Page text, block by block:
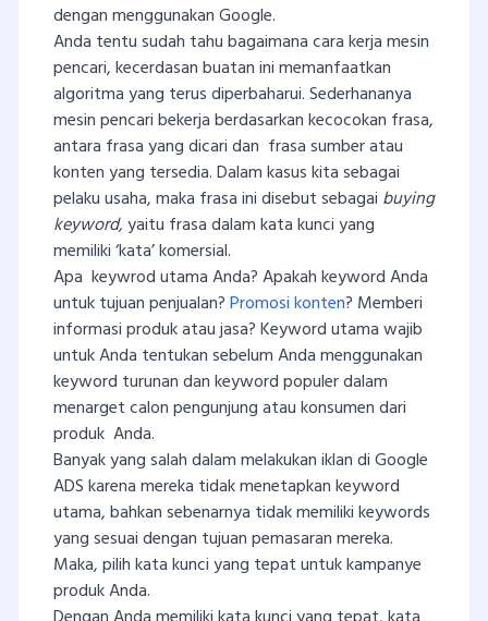
dengan menggunakan Google.
Anda tentu sudah tahu bagaimana cara kerja mesin
pencari, kecerdasan buatan ini memanfaatkan
algoritma yang terus diperbaharui. Sederhananya
mesin pencari bekerja berdasarkan kecocokan frasa,
antara frasa yang dicari dan frasa sumber atau
konten yang tersedia. Dalam kasus kita sebagai
pelaku usaha, maka frasa ini disebut sebagai buying
keyword,yaitu frasa dalam kata kunci yang
memiliki ‘kata’ komersial.
Apa keywrod utama Anda? Apakah keyword Anda
untuk tujuan penjualan?Promosi konten? Memberi
informasi produk atau jasa? Keyword utama wajib
untuk Anda tentukan sebelum Anda menggunakan
keyword turunan dan keyword populer dalam
menarget calon pengunjung atau konsumen dari
produk Anda.
Banyak yang salah dalam melakukan iklan di Google
ADS karena mereka tidak menetapkan keyword
utama, bahkan sebenarnya tidak memiliki keywords
yang sesuai dengan tujuan pemasaran mereka.
Maka, pilih kata kunci yang tepat untuk kampanye
produk Anda.